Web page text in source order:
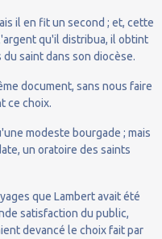
il en fit un second ; et, cette
qu'il distribua, il obtint
saint dans son diocèse.
document, sans nous faire
ce choix.
modeste bourgade ; mais
un oratoire des saints
que Lambert avait été
satisfaction du public,
devancé le choix fait par